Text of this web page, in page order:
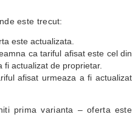
este trecut:
este actualizata.
ca tariful afisat este cel din
actualizat de proprietar.
afisat urmeaza a fi actualizat
prima varianta – oferta este